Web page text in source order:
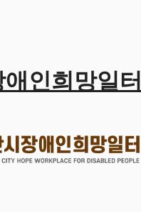
인희망일터